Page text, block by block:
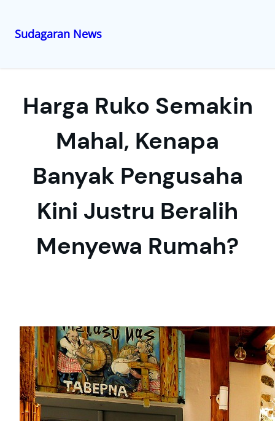
Sudagaran News
Harga Ruko Semakin
Mahal, Kenapa
Banyak Pengusaha
Kini Justru Beralih
Menyewa Rumah?